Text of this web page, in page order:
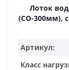
Лоток
(СО-300мм), с
Артикул:
Класс